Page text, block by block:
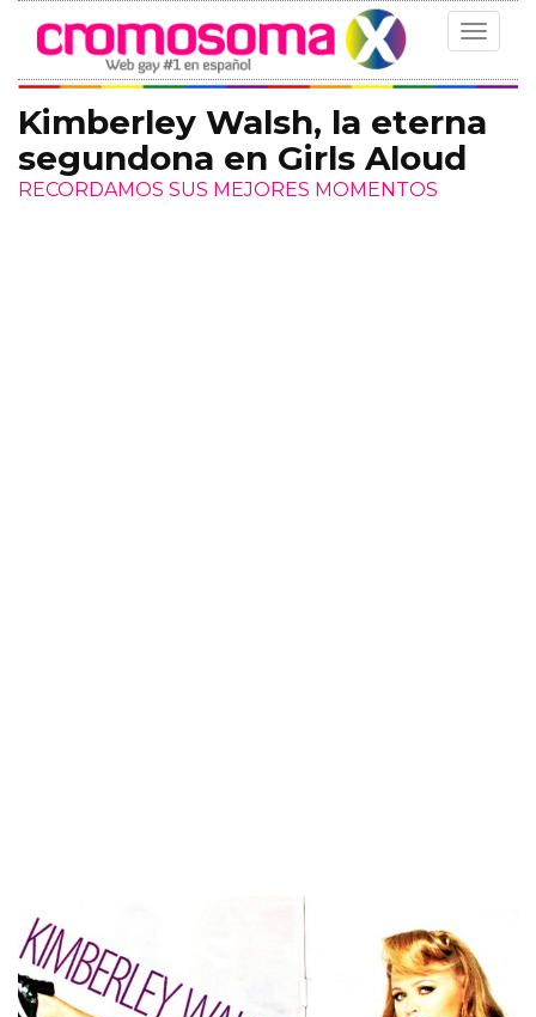
Toggle
Kimberley Walsh, la eterna
segundona en Girls Aloud
RECORDAMOS SUS MEJORES MOMENTOS